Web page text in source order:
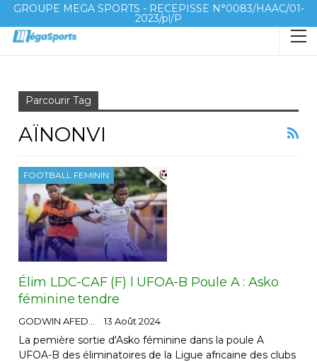
GROUPE MEGA SPORTS - RECEPISSE N°0083/HAAC/01-
2023/pl/P
Parcourir Tag
AÏNONVI
FOOTBALL FEMININ
Élim LDC-CAF (F) l UFOA-B Poule A : Asko
féminine tendre
13 Août 2024
La pemière sortie d'Asko féminine dans la poule A
UFOA-B des éliminatoires de la Ligue africaine des clubs